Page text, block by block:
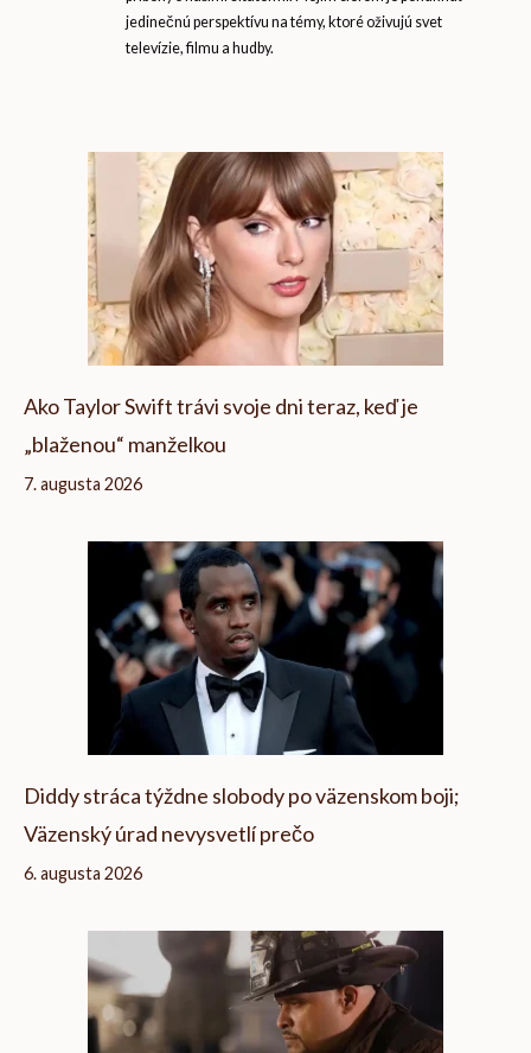
jedinečnú perspektívu na témy, ktoré oživujú svet
televízie, filmu a hudby.
Ako Taylor Swift trávi svoje dni teraz, keď je
„blaženou“ manželkou
7. augusta 2026
Diddy stráca týždne slobody po väzenskom boji;
Väzenský úrad nevysvetlí prečo
6. augusta 2026